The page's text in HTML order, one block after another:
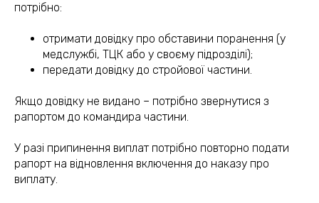
потрібно:
отримати довідку про обставини поранення (у
медслужбі, ТЦК або у своєму підрозділі);
передати довідку до стройової частини.
Якщо довідку не видано – потрібно звернутися з
рапортом до командира частини.
У разі припинення виплат потрібно повторно подати
рапорт на відновлення включення до наказу про
виплату.